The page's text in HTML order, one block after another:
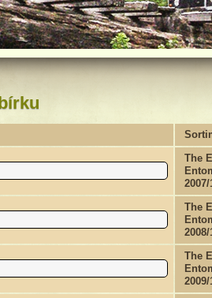
The
2007/
The
2008/
The
2009/